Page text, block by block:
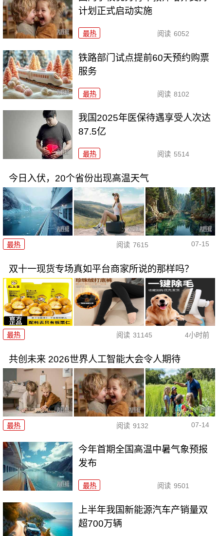
计划正式启动实施
最热 阅读 6052
铁路部门试点提前60天预约购票
服务
最热 阅读 8102
我国2025年医保待遇享受人次达
87.5亿
最热 阅读 5514
今日入伏，20个省份出现高温天气
最热 阅读 7615 07-15
双十一现货专场真如平台商家所说的那样吗？
最热 阅读 31145 4小时前
共创未来 2026世界人工智能大会令人期待
最热 阅读 9132 07-14
今年首期全国高温中暑气象预报
发布
最热 阅读 9501
上半年我国新能源汽车产销量双
超700万辆